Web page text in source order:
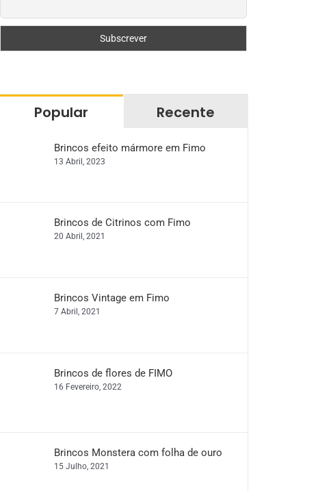
Popular Recente
Brincos efeito mármore em Fimo
13 Abril, 2023
Brincos de Citrinos com Fimo
20 Abril, 2021
Brincos Vintage em Fimo
7 Abril, 2021
Brincos de flores de FIMO
16 Fevereiro, 2022
Brincos Monstera com folha de ouro
15 Julho, 2021